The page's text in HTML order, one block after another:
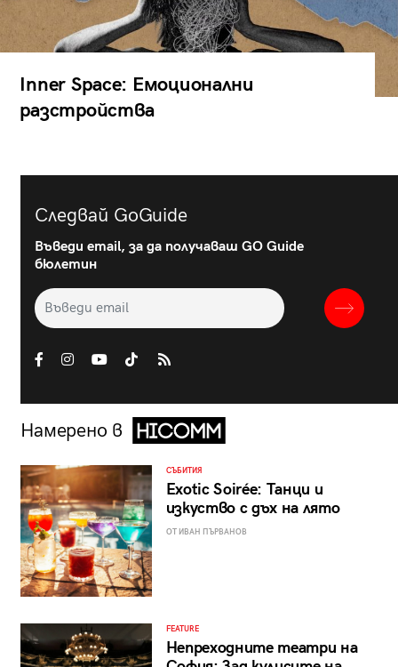
Inner Space: Емоционални
разстройства
Следвай GoGuide
Въведи email, за да получаваш GO Guide
бюлетин
Намерено в
СЪБИТИЯ
Exotic Soirée: Танци и
изкуство с дъх на лято
ОТ ИВАН ПЪРВАНОВ
FEATURE
Непреходните театри на